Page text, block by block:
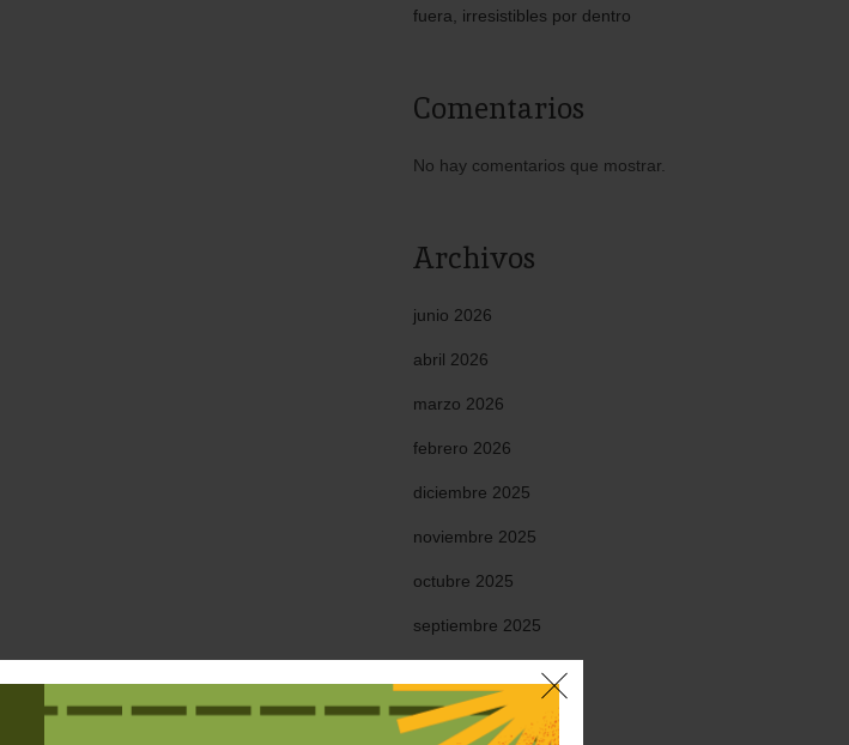
fuera, irresistibles por dentro
Comentarios
No hay comentarios que mostrar.
Archivos
junio 2026
abril 2026
marzo 2026
febrero 2026
diciembre 2025
noviembre 2025
octubre 2025
septiembre 2025
abril 2025